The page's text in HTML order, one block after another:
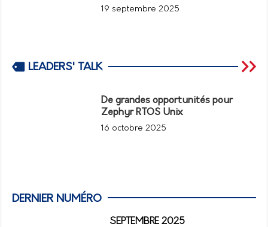
19 septembre 2025
LEADERS' TALK
De grandes opportunités pour
Zephyr RTOS Unix
16 octobre 2025
DERNIER NUMÉRO
SEPTEMBRE 2025